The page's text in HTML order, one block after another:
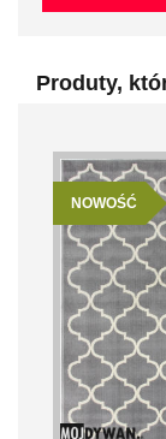
Produty,
NOWOŚĆ